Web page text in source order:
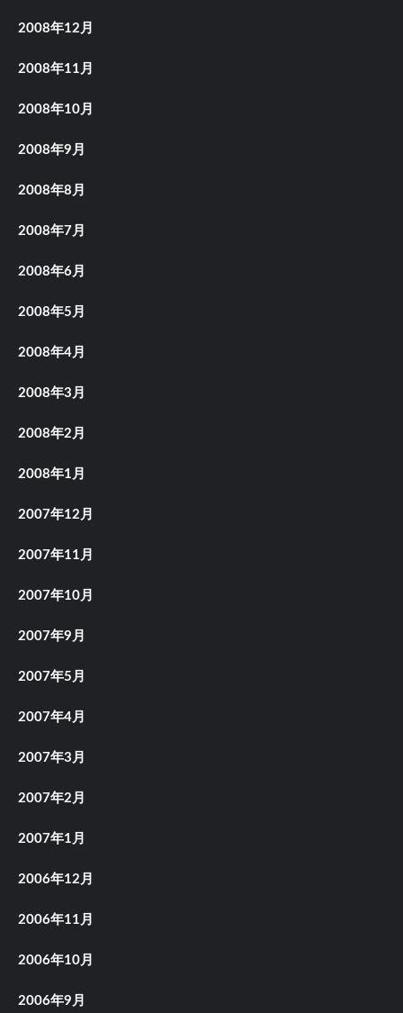
2008年12月
2008年11月
2008年10月
2008年9月
2008年8月
2008年7月
2008年6月
2008年5月
2008年4月
2008年3月
2008年2月
2008年1月
2007年12月
2007年11月
2007年10月
2007年9月
2007年5月
2007年4月
2007年3月
2007年2月
2007年1月
2006年12月
2006年11月
2006年10月
2006年9月